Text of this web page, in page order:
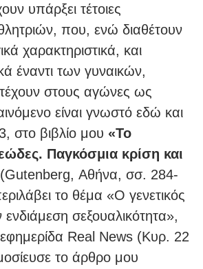
υπάρξει τέτοιες
που, ενώ διαθέτουν
χαρακτηριστικά, και
έναντι των γυναικών,
στους αγώνες ως
είναι γνωστό εδώ και
στο βιβλίο μου «Το
Παγκόσμια κρίση και
(Gutenberg, Αθήνα, σσ. 284-
το θέμα «Ο γενετικός
ενδιάμεση σεξουαλικότητα»,
Real News (Κυρ. 22
το άρθρο μου